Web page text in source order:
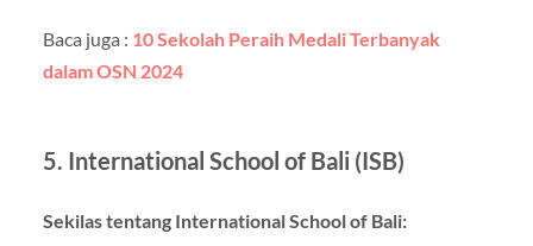
Baca juga : 10 Sekolah Peraih Medali Terbanyak
dalam OSN 2024
5. International School of Bali (ISB)
Sekilas tentang International School of Bali: